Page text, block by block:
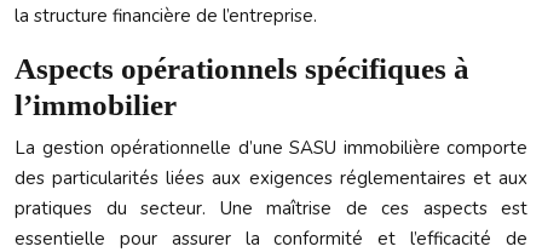
la structure financière de l’entreprise.
Aspects opérationnels spécifiques à
l’immobilier
La gestion opérationnelle d’une SASU immobilière comporte
des particularités liées aux exigences réglementaires et aux
pratiques du secteur. Une maîtrise de ces aspects est
essentielle pour assurer la conformité et l’efficacité de